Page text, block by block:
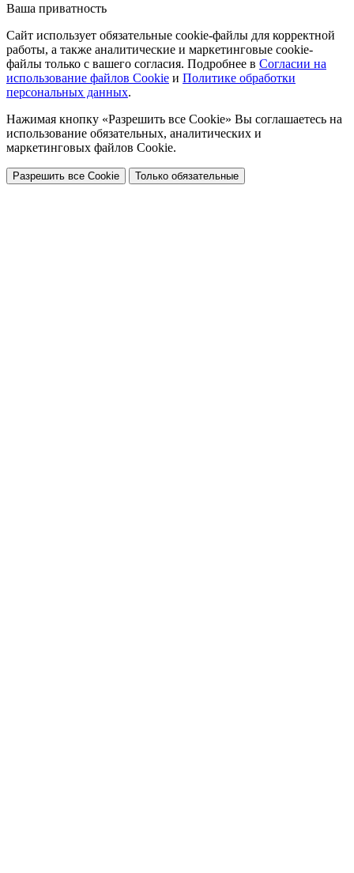
Ваша приватность
Сайт использует обязательные cookie-файлы для корректной
работы, а также аналитические и маркетинговые cookie-
файлы только с вашего согласия. Подробнее в Согласии на
использование файлов Cookie и Политике обработки
персональных данных.
Нажимая кнопку «Разрешить все Cookie» Вы соглашаетесь на
использование обязательных, аналитических и
маркетинговых файлов Cookie.
Разрешить все Cookie Только обязательные